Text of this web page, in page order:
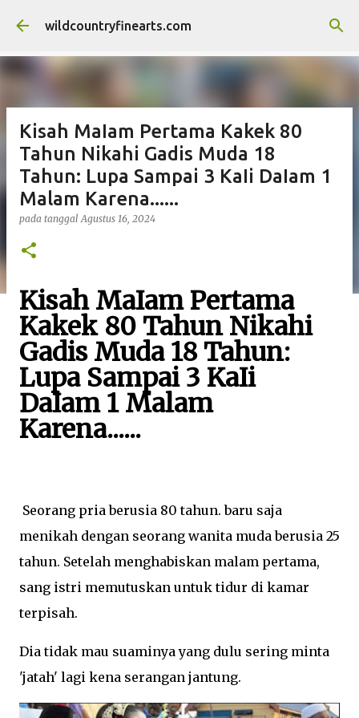
Langsung ke konten utama
wildcountryfinearts.com
Kisah MaIam Pertama Kakek 80
Tahun Nikahi Gadis Muda 18
Tahun: Lupa Sampai 3 KaIi DaIam 1
Malam Karena......
pada tanggalAgustus 16, 2024
Kisah MaIam Pertama
Kakek 80 Tahun Nikahi
Gadis Muda 18 Tahun:
Lupa Sampai 3 KaIi
DaIam 1 Malam
Karena......
Seorang pria berusia 80 tahun. baru saja
menikah dengan seorang wanita muda berusia 25
tahun. Setelah menghabiskan malam pertama,
sang istri memutuskan untuk tidur di kamar
terpisah.
Dia tidak mau suaminya yang dulu sering minta
'jatah' lagi kena serangan jantung.